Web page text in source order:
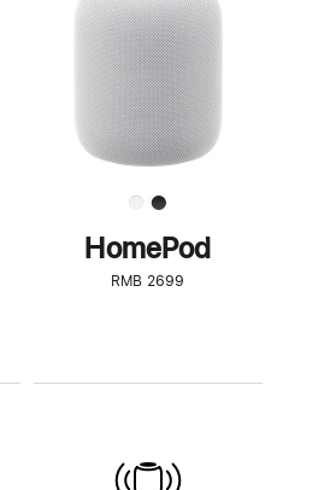
了
解
HomePod<
HomePod
RMB 2699